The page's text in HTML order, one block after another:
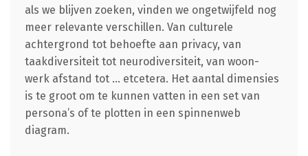
als we blijven zoeken, vinden we ongetwijfeld nog
meer relevante verschillen. Van culturele
achtergrond tot behoefte aan privacy, van
taakdiversiteit tot neurodiversiteit, van woon-
werk afstand tot … etcetera. Het aantal dimensies
is te groot om te kunnen vatten in een set van
persona’s of te plotten in een spinnenweb
diagram.